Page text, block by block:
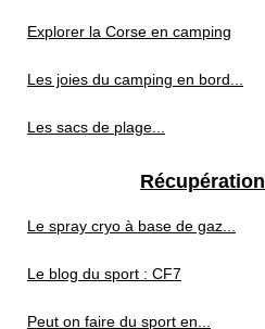
Explorer la Corse en camping
Les joies du camping en bord...
Les sacs de plage...
Le spray cryo à base de gaz...
Le blog du sport : CF7
Peut on faire du sport en...